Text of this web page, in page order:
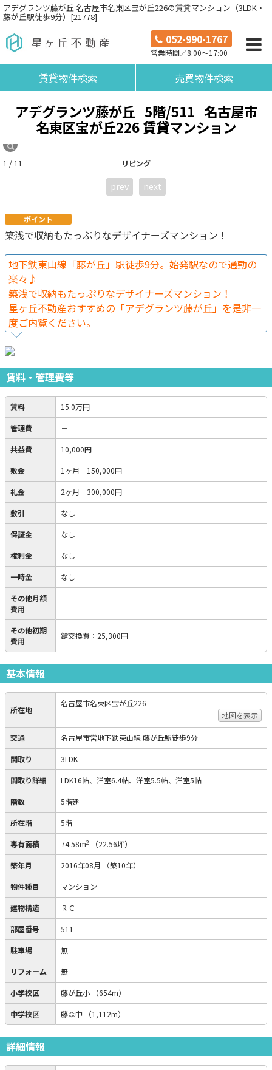
アデグランツ藤が丘 名古屋市名東区宝が丘226の賃貸マンション（3LDK・
藤が丘駅徒歩9分）[21778]
052-990-1767
営業時間／8:00～17:00
賃貸物件検索 売買物件検索
アデグランツ藤が丘 5階/511 名古屋市
名東区宝が丘226 賃貸マンション
リビング
1 / 11
prev next
ポイント
築浅で収納もたっぷりなデザイナーズマンション！
地下鉄東山線「藤が丘」駅徒歩9分。始発駅なので通勤の
楽々♪
築浅で収納もたっぷりなデザイナーズマンション！
星ヶ丘不動産おすすめの「アデグランツ藤が丘」を是非一
度ご内覧ください。
賃料・管理費等
賃料 15.0万円
管理費 －
共益費 10,000円
敷金 1ヶ月 150,000円
礼金 2ヶ月 300,000円
敷引 なし
保証金 なし
権利金 なし
一時金 なし
その他月額
費用
その他初期
費用
鍵交換費 ： 25,300円
基本情報
所在地
名古屋市名東区宝が丘226
地図を表示
交通 名古屋市営地下鉄東山線 藤が丘駅徒歩9分
間取り 3LDK
間取り詳細 LDK16帖、洋室6.4帖、洋室5.5帖、洋室5帖
階数 5階建
所在階 5階
専有面積 74.58m2 （22.56坪）
築年月 2016年08月 （築10年）
物件種目 マンション
建物構造 ＲＣ
部屋番号 511
駐車場 無
リフォーム 無
小学校区 藤が丘小 （654m）
中学校区 藤森中 （1,112m）
詳細情報